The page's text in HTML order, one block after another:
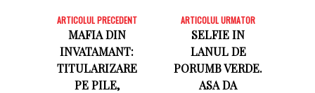
ARTICOLUL PRECEDENT
MAFIA DIN
INVATAMANT:
TITULARIZARE
PE PILE,
ARTICOLUL URMATOR
SELFIE IN
LANUL DE
PORUMB VERDE.
ASA DA